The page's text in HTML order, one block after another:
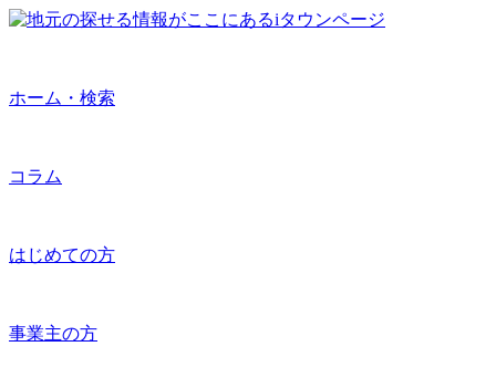
ホーム・検索
コラム
はじめての方
事業主の方